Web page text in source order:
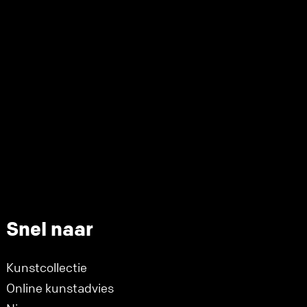
Snel naar
Kunstcollectie
Online kunstadvies